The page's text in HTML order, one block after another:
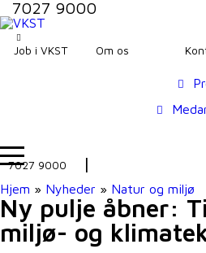
7027 9000
Job i VKST Om os
7027 9000
Hjem » Nyheder » Natur og miljø
Ny pulje åbner:
miljø- og